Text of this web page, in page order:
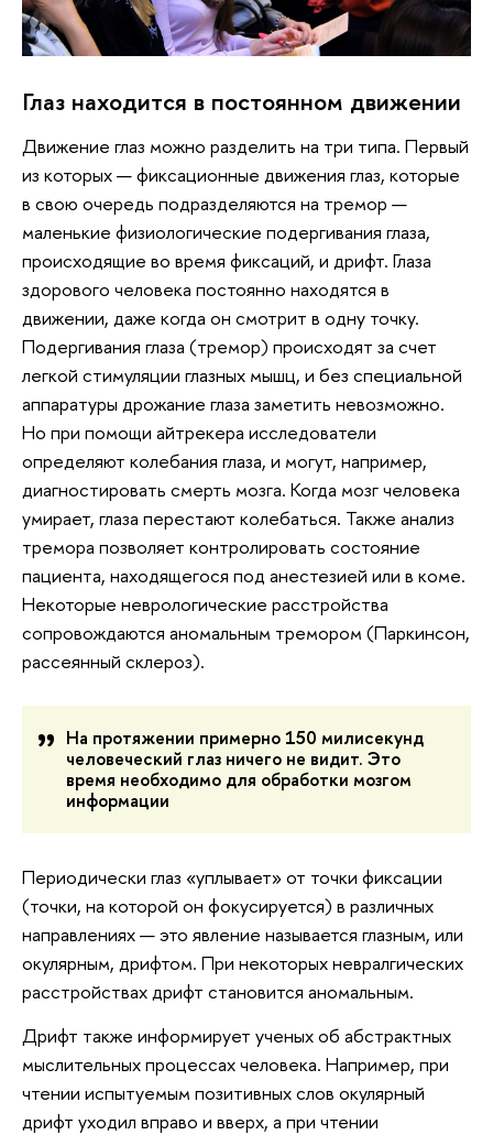
Глаз находится в постоянном движении
Движение глаз можно разделить на три типа. Первый
из которых — фиксационные движения глаз, которые
в свою очередь подразделяются на тремор —
маленькие физиологические подергивания глаза,
происходящие во время фиксаций, и дрифт. Глаза
здорового человека постоянно находятся в
движении, даже когда он смотрит в одну точку.
Подергивания глаза (тремор) происходят за счет
легкой стимуляции глазных мышц, и без специальной
аппаратуры дрожание глаза заметить невозможно.
Но при помощи айтрекера исследователи
определяют колебания глаза, и могут, например,
диагностировать смерть мозга. Когда мозг человека
умирает, глаза перестают колебаться. Также анализ
тремора позволяет контролировать состояние
пациента, находящегося под анестезией или в коме.
Некоторые неврологические расстройства
сопровождаются аномальным тремором (Паркинсон,
рассеянный склероз).
На протяжении примерно 150 милисекунд
человеческий глаз ничего не видит. Это
время необходимо для обработки мозгом
информации
Периодически глаз «уплывает» от точки фиксации
(точки, на которой он фокусируется) в различных
направлениях — это явление называется глазным, или
окулярным, дрифтом. При некоторых невралгических
расстройствах дрифт становится аномальным.
Дрифт также информирует ученых об абстрактных
мыслительных процессах человека. Например, при
чтении испытуемым позитивных слов окулярный
дрифт уходил вправо и вверх, а при чтении